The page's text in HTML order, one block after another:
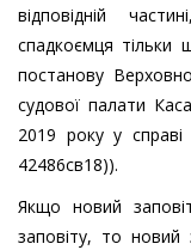
відповідній
спадкоємця тільки
постанову
судової палати
2019 року у
42486св18)).
Якщо новий
заповіту, то новий